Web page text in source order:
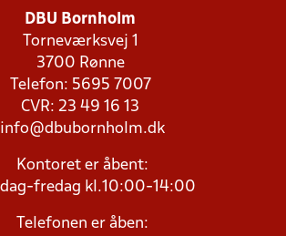
DBU Bornholm
Torneværksvej 1
3700 Rønne
Telefon: 5695 7007
CVR: 23 49 16 13
info@dbubornholm.dk
Kontoret er åbent:
fredag kl.10:00-14:00
Telefonen er åben: